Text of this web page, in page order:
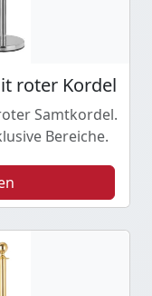
roter Kordel
Samtkordel.
Bereiche.